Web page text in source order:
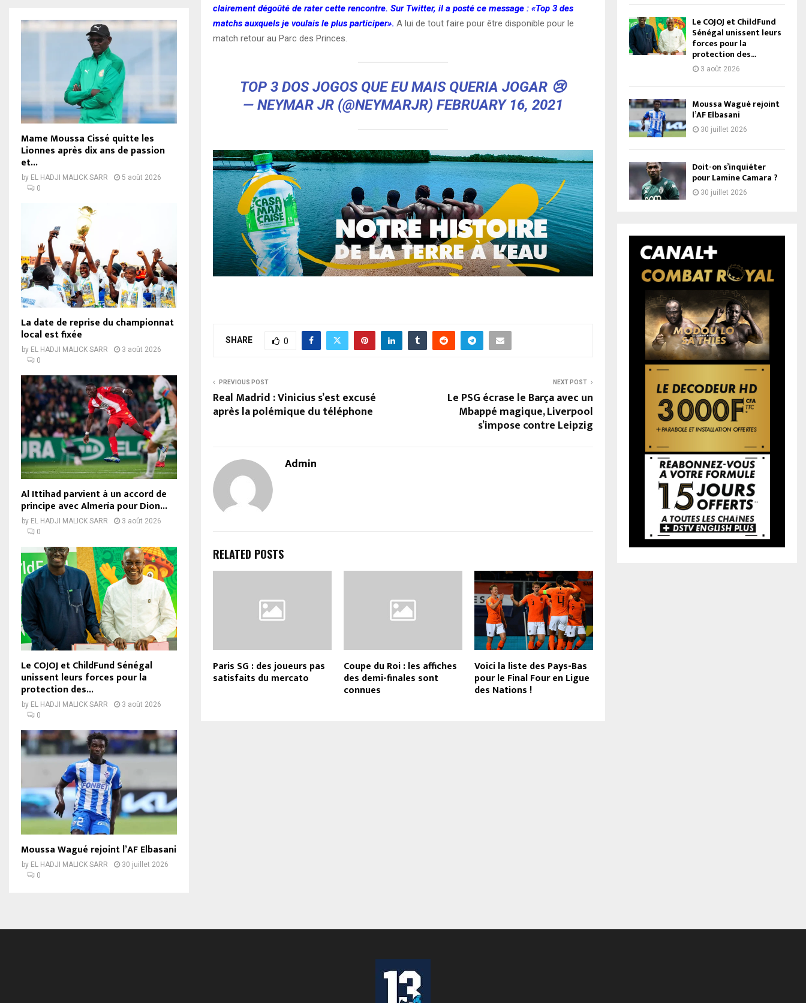
clairement dégoûté de rater cette rencontre. Sur Twitter, il a posté ce message : «Top 3 des
matchs auxquels je voulais le plus participer». A lui de tout faire pour être disponible pour le
match retour au Parc des Princes.
TOP 3 DOS JOGOS QUE EU MAIS QUERIA JOGAR 😢
— NEYMAR JR (@NEYMARJR) FEBRUARY 16, 2021
SHARE 0
PREVIOUS POST
Real Madrid : Vinicius s’est excusé
après la polémique du téléphone
NEXT POST
Le PSG écrase le Barça avec un
Mbappé magique, Liverpool
s’impose contre Leipzig
Admin
RELATED POSTS
Paris SG : des joueurs pas
satisfaits du mercato
Coupe du Roi : les affiches
des demi-finales sont
connues
Voici la liste des Pays-Bas
pour le Final Four en Ligue
des Nations !
Mame Moussa Cissé quitte les
Lionnes après dix ans de passion
et...
by EL HADJI MALICK SARR
5 août 2026
0
La date de reprise du championnat
local est fixée
by EL HADJI MALICK SARR
3 août 2026
0
Al Ittihad parvient à un accord de
principe avec Almería pour Dion...
by EL HADJI MALICK SARR
3 août 2026
0
Le COJOJ et ChildFund Sénégal
unissent leurs forces pour la
protection des...
by EL HADJI MALICK SARR
3 août 2026
0
Moussa Wagué rejoint l’AF Elbasani
by EL HADJI MALICK SARR
30 juillet 2026
0
Le COJOJ et ChildFund
Sénégal unissent leurs
forces pour la
protection des...
3 août 2026
Moussa Wagué rejoint
l’AF Elbasani
30 juillet 2026
Doit-on s’inquiéter
pour Lamine Camara ?
30 juillet 2026